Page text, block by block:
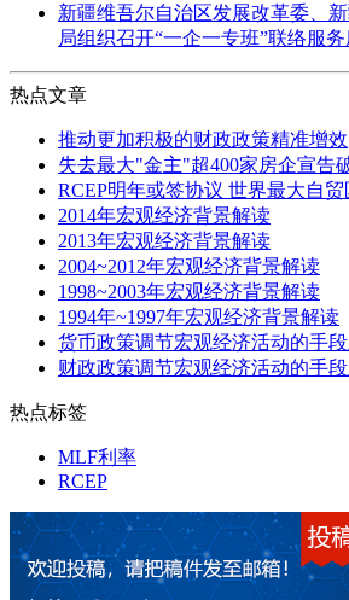
新疆维吾尔自治区发展改革委、
局组织召开“一企一专班”联络服
热点文章
推动更加积极的财政政策精准增效
失去最大"金主"超400家房企宣告
RCEP明年或签协议 世界最大自
2014年宏观经济背景解读
2013年宏观经济背景解读
2004~2012年宏观经济背景解读
1998~2003年宏观经济背景解读
1994年~1997年宏观经济背景解读
货币政策调节宏观经济活动的手
财政政策调节宏观经济活动的手
热点标签
MLF利率
RCEP